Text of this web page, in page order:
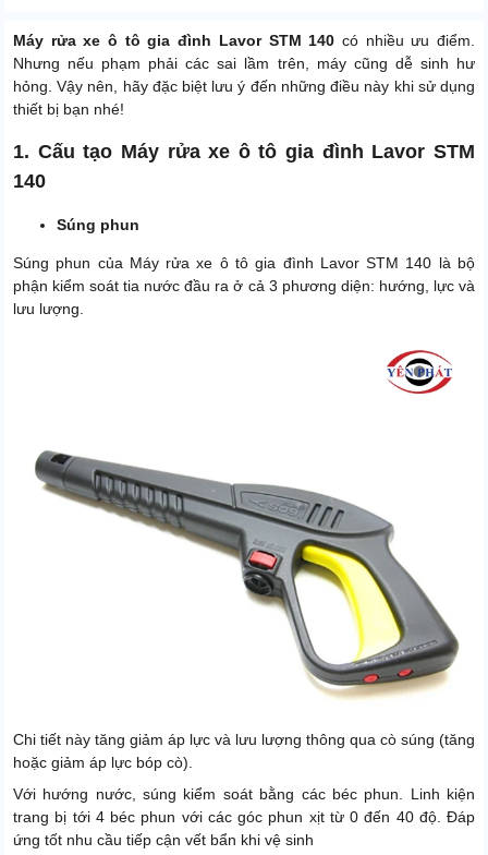
Máy rửa xe ô tô gia đình Lavor STM 140 có nhiều ưu điểm.
Nhưng nếu phạm phải các sai lầm trên, máy cũng dễ sinh hư
hỏng. Vậy nên, hãy đặc biệt lưu ý đến những điều này khi sử dụng
thiết bị bạn nhé!
1. Cấu tạo Máy rửa xe ô tô gia đình Lavor STM
140
Súng phun
Súng phun của Máy rửa xe ô tô gia đình Lavor STM 140 là bộ
phận kiểm soát tia nước đầu ra ở cả 3 phương diện: hướng, lực và
lưu lượng.
Chi tiết này tăng giảm áp lực và lưu lượng thông qua cò súng (tăng
hoặc giảm áp lực bóp cò).
Với hướng nước, súng kiểm soát bằng các béc phun. Linh kiện
trang bị tới 4 béc phun với các góc phun xịt từ 0 đến 40 độ. Đáp
ứng tốt nhu cầu tiếp cận vết bẩn khi vệ sinh